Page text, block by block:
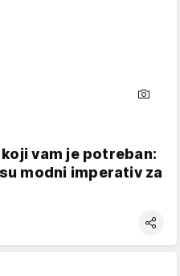
vam je potreban:
modni imperativ za